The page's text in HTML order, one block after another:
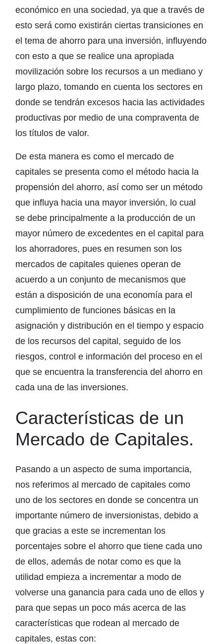
económico en una sociedad, ya que a través de
esto será como existirán ciertas transiciones en
el tema de ahorro para una inversión, influyendo
con esto a que se realice una apropiada
movilización sobre los recursos a un mediano y
largo plazo, tomando en cuenta los sectores en
donde se tendrán excesos hacia las actividades
productivas por medio de una compraventa de
los títulos de valor.
De esta manera es como el mercado de
capitales se presenta como el método hacia la
propensión del ahorro, así como ser un método
que influya hacia una mayor inversión, lo cual
se debe principalmente a la producción de un
mayor número de excedentes en el capital para
los ahorradores, pues en resumen son los
mercados de capitales quienes operan de
acuerdo a un conjunto de mecanismos que
están a disposición de una economía para el
cumplimiento de funciones básicas en la
asignación y distribución en el tiempo y espacio
de los recursos del capital, seguido de los
riesgos, control e información del proceso en el
que se encuentra la transferencia del ahorro en
cada una de las inversiones.
Características de un
Mercado de Capitales.
Pasando a un aspecto de suma importancia,
nos referimos al mercado de capitales como
uno de los sectores en donde se concentra un
importante número de inversionistas, debido a
que gracias a este se incrementan los
porcentajes sobre el ahorro que tiene cada uno
de ellos, además de notar como es que la
utilidad empieza a incrementar a modo de
volverse una ganancia para cada uno de ellos y
para que sepas un poco más acerca de las
características que rodean al mercado de
capitales, estas con: